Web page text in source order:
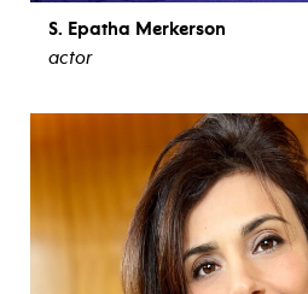
S. Epatha Merkerson
actor